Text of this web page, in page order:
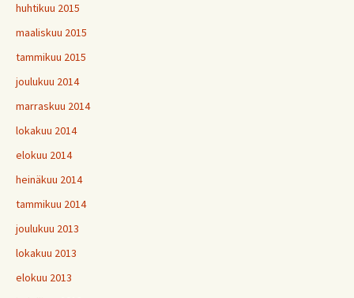
huhtikuu 2015
maaliskuu 2015
tammikuu 2015
joulukuu 2014
marraskuu 2014
lokakuu 2014
elokuu 2014
heinäkuu 2014
tammikuu 2014
joulukuu 2013
lokakuu 2013
elokuu 2013